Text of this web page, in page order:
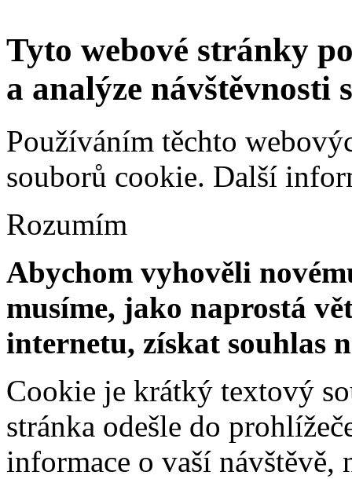
Tyto webové stránky
a analýze návštěvnosti
Používáním těchto
souborů cookie. Další
Rozumím
Abychom vyhověli
musíme, jako naprostá
internetu, získat souhlas
Cookie je krátký textový
stránka odešle do
informace o vaší